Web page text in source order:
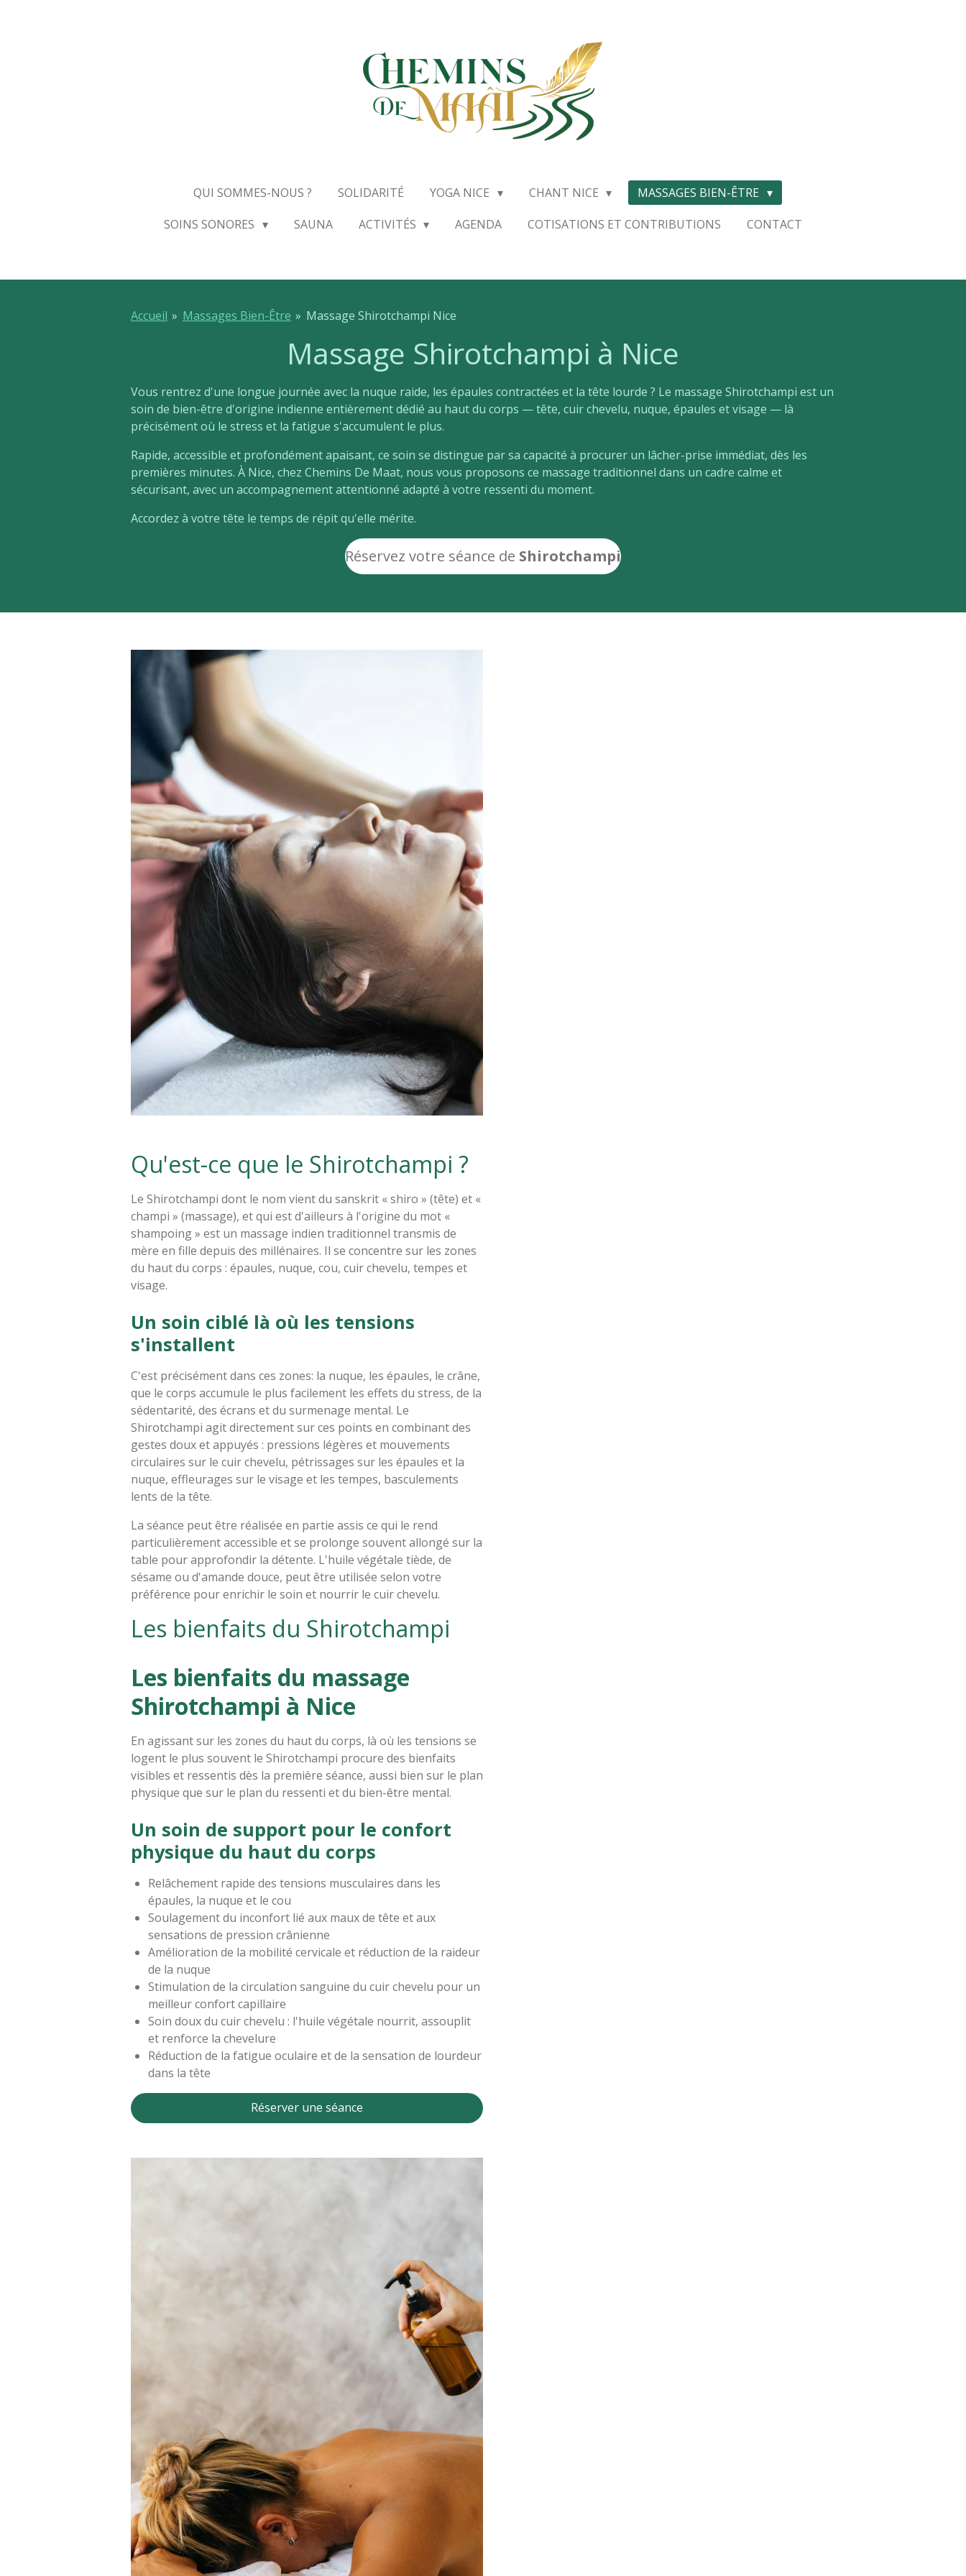
QUI SOMMES-NOUS ? SOLIDARITÉ YOGA NICE CHANT NICE
MASSAGES BIEN-ÊTRE
SOINS SONORES
SAUNA ACTIVITÉS AGENDA COTISATIONS ET CONTRIBUTIONS CONTACT
Accueil » Massages Bien-Être » Massage Shirotchampi Nice
Massage Shirotchampi à Nice
Vous rentrez d'une longue journée avec la nuque raide, les épaules contractées et la tête lourde ? Le massage Shirotchampi est un
soin de bien-être d'origine indienne entièrement dédié au haut du corps — tête, cuir chevelu, nuque, épaules et visage — là
précisément où le stress et la fatigue s'accumulent le plus.
Rapide, accessible et profondément apaisant, ce soin se distingue par sa capacité à procurer un lâcher-prise immédiat, dès les
premières minutes. À Nice, chez Chemins De Maat, nous vous proposons ce massage traditionnel dans un cadre calme et
sécurisant, avec un accompagnement attentionné adapté à votre ressenti du moment.
Accordez à votre tête le temps de répit qu'elle mérite.
Réservez votre séance de Shirotchampi
Qu'est-ce que le Shirotchampi ?
Le Shirotchampi dont le nom vient du sanskrit « shiro » (tête) et «
champi » (massage), et qui est d'ailleurs à l'origine du mot «
shampoing » est un massage indien traditionnel transmis de
mère en fille depuis des millénaires. Il se concentre sur les zones
du haut du corps : épaules, nuque, cou, cuir chevelu, tempes et
visage.
Un soin ciblé là où les tensions
s'installent
C'est précisément dans ces zones: la nuque, les épaules, le crâne,
que le corps accumule le plus facilement les effets du stress, de la
sédentarité, des écrans et du surmenage mental. Le
Shirotchampi agit directement sur ces points en combinant des
gestes doux et appuyés : pressions légères et mouvements
circulaires sur le cuir chevelu, pétrissages sur les épaules et la
nuque, effleurages sur le visage et les tempes, basculements
lents de la tête.
La séance peut être réalisée en partie assis ce qui le rend
particulièrement accessible et se prolonge souvent allongé sur la
table pour approfondir la détente. L'huile végétale tiède, de
sésame ou d'amande douce, peut être utilisée selon votre
préférence pour enrichir le soin et nourrir le cuir chevelu.
Les bienfaits du Shirotchampi
Les bienfaits du massage
Shirotchampi à Nice
En agissant sur les zones du haut du corps, là où les tensions se
logent le plus souvent le Shirotchampi procure des bienfaits
visibles et ressentis dès la première séance, aussi bien sur le plan
physique que sur le plan du ressenti et du bien-être mental.
Un soin de support pour le confort
physique du haut du corps
Relâchement rapide des tensions musculaires dans les
épaules, la nuque et le cou
Soulagement du inconfort lié aux maux de tête et aux
sensations de pression crânienne
Amélioration de la mobilité cervicale et réduction de la raideur
de la nuque
Stimulation de la circulation sanguine du cuir chevelu pour un
meilleur confort capillaire
Soin doux du cuir chevelu : l'huile végétale nourrit, assouplit
et renforce la chevelure
Réduction de la fatigue oculaire et de la sensation de lourdeur
dans la tête
Réserver une séance